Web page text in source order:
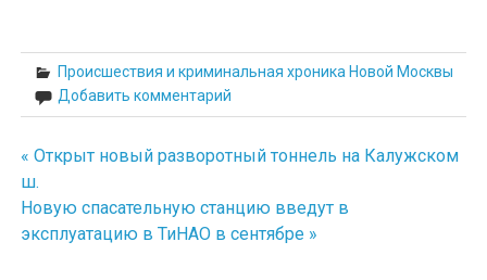
Происшествия и криминальная хроника Новой Москвы
Добавить комментарий
Навигация
по
записям
« Открыт новый разворотный тоннель на Калужском
ш.
Новую спасательную станцию введут в
эксплуатацию в ТиНАО в сентябре »